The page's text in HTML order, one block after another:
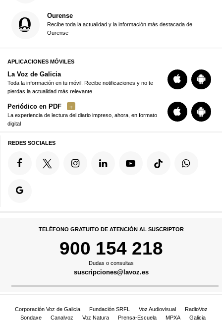
Ourense
Recibe toda la actualidad y la información más destacada de
Ourense
APLICACIONES MÓVILES
La Voz de Galicia
Toda la información en tu móvil. Recibe notificaciones y no te
pierdas la actualidad más relevante
Periódico en PDF
La experiencia de lectura del diario impreso, ahora, en formato
digital
REDES SOCIALES
TELÉFONO GRATUITO DE ATENCIÓN AL SUSCRIPTOR
900 154 218
Dudas o consultas
suscripciones@lavoz.es
Corporación Voz de Galicia Fundación SRFL Voz Audiovisual
RadioVoz
Sondaxe
Canalvoz Voz Natura Prensa-Escuela MPXA
Galicia